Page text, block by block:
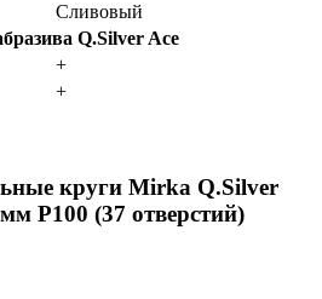
Сливовый
Q.Silver Ace
+
+
круги Mirka Q.Silver
P100 (37 отверстий)